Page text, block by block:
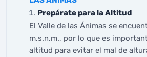
Prepárate para la Altitud
El Valle de las Ánimas se
m.s.n.m., por lo que es
altitud para evitar el mal de